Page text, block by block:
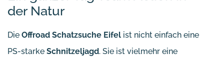
der Natur
Die Offroad Schatzsuche Eifel ist nicht einfach eine
PS-starke Schnitzeljagd. Sie ist vielmehr eine